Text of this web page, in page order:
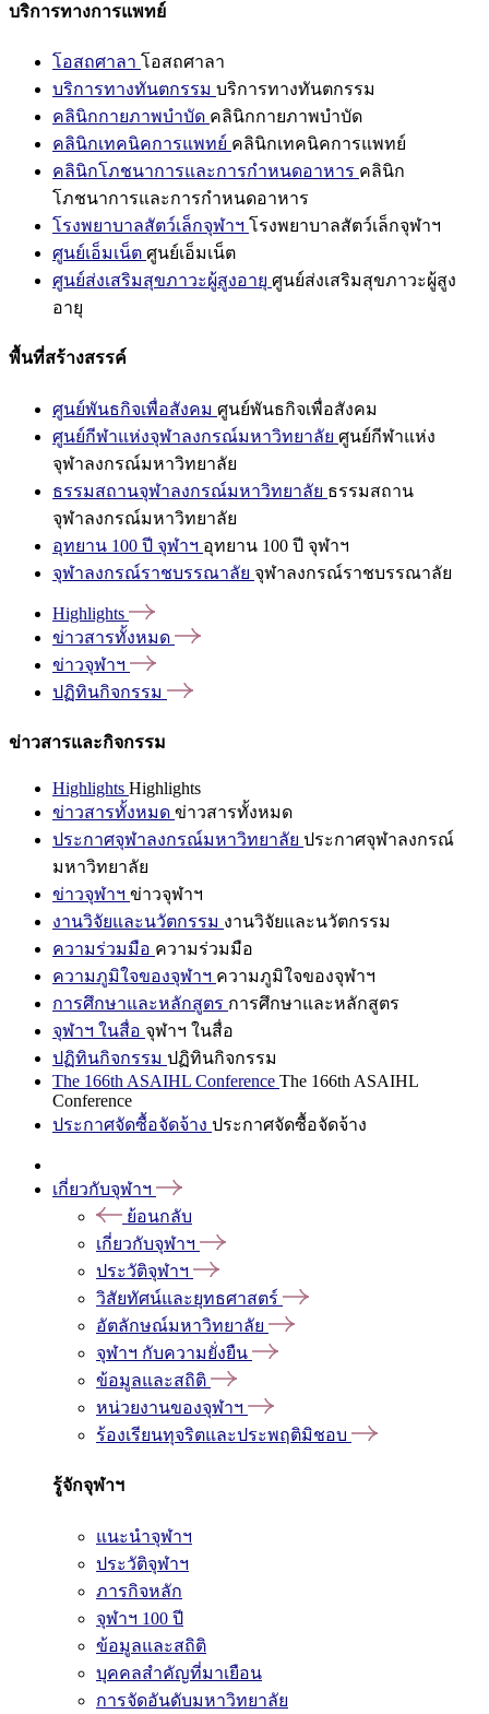
บริการทางการแพทย์
โอสถศาลา โอสถศาลา
บริการทางทันตกรรม บริการทางทันตกรรม
คลินิกกายภาพบำบัด คลินิกกายภาพบำบัด
คลินิกเทคนิคการแพทย์ คลินิกเทคนิคการแพทย์
คลินิกโภชนาการและการกำหนดอาหาร คลินิก
โภชนาการและการกำหนดอาหาร
โรงพยาบาลสัตว์เล็กจุฬาฯ โรงพยาบาลสัตว์เล็กจุฬาฯ
ศูนย์เอ็มเน็ต ศูนย์เอ็มเน็ต
ศูนย์ส่งเสริมสุขภาวะผู้สูงอายุ ศูนย์ส่งเสริมสุขภาวะผู้สูง
อายุ
พื้นที่สร้างสรรค์
ศูนย์พันธกิจเพื่อสังคม ศูนย์พันธกิจเพื่อสังคม
ศูนย์กีฬาแห่งจุฬาลงกรณ์มหาวิทยาลัย ศูนย์กีฬาแห่ง
จุฬาลงกรณ์มหาวิทยาลัย
ธรรมสถานจุฬาลงกรณ์มหาวิทยาลัย ธรรมสถาน
จุฬาลงกรณ์มหาวิทยาลัย
อุทยาน 100 ปี จุฬาฯ อุทยาน 100 ปี จุฬาฯ
จุฬาลงกรณ์ราชบรรณาลัย จุฬาลงกรณ์ราชบรรณาลัย
Highlights
ข่าวสารทั้งหมด
ข่าวจุฬาฯ
ปฏิทินกิจกรรม
ข่าวสารและกิจกรรม
Highlights Highlights
ข่าวสารทั้งหมด ข่าวสารทั้งหมด
ประกาศจุฬาลงกรณ์มหาวิทยาลัย ประกาศจุฬาลงกรณ์
มหาวิทยาลัย
ข่าวจุฬาฯ ข่าวจุฬาฯ
งานวิจัยและนวัตกรรม งานวิจัยและนวัตกรรม
ความร่วมมือ ความร่วมมือ
ความภูมิใจของจุฬาฯ ความภูมิใจของจุฬาฯ
การศึกษาและหลักสูตร การศึกษาและหลักสูตร
จุฬาฯ ในสื่อ จุฬาฯ ในสื่อ
ปฏิทินกิจกรรม ปฏิทินกิจกรรม
The 166th ASAIHL Conference The 166th ASAIHL
Conference
ประกาศจัดซื้อจัดจ้าง ประกาศจัดซื้อจัดจ้าง
เกี่ยวกับจุฬาฯ
ย้อนกลับ
เกี่ยวกับจุฬาฯ
ประวัติจุฬาฯ
วิสัยทัศน์และยุทธศาสตร์
อัตลักษณ์มหาวิทยาลัย
จุฬาฯ กับความยั่งยืน
ข้อมูลและสถิติ
หน่วยงานของจุฬาฯ
ร้องเรียนทุจริตและประพฤติมิชอบ
รู้จักจุฬาฯ
แนะนำจุฬาฯ
ประวัติจุฬาฯ
ภารกิจหลัก
จุฬาฯ 100 ปี
ข้อมูลและสถิติ
บุคคลสำคัญที่มาเยือน
การจัดอันดับมหาวิทยาลัย